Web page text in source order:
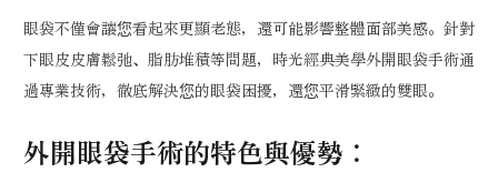
眼袋不僅會讓您看起來更顯老態，還可能影響整體面部美感。針對
下眼皮皮膚鬆弛、脂肪堆積等問題，時光經典美學外開眼袋手術通
過專業技術，徹底解決您的眼袋困擾，還您平滑緊緻的雙眼。
外開眼袋手術的特色與優勢：